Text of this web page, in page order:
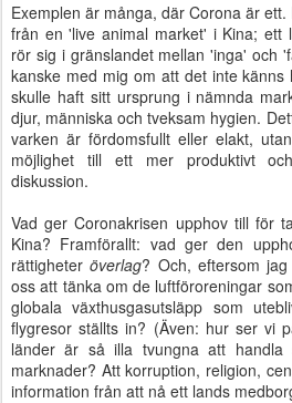
Exemplen är många, där Corona är
från en 'live animal market' i Kina; ett
rör sig i gränslandet mellan 'inga' och
kanske med mig om att det inte
skulle haft sitt ursprung i nämnda
djur, människa och tveksam hygien.
varken är fördomsfullt eller elakt,
möjlighet till ett mer produktivt
diskussion.
Vad ger Coronakrisen upphov till för
Kina? Framförallt: vad ger den
rättigheteröverlag? Och, eftersom
oss att tänka om de luftföroreningar
globala växthusgasutsläpp som
flygresor ställts in? (Även: hur ser vi
länder är så illa tvungna att
marknader? Att korruption, religion,
information från att nå ett lands